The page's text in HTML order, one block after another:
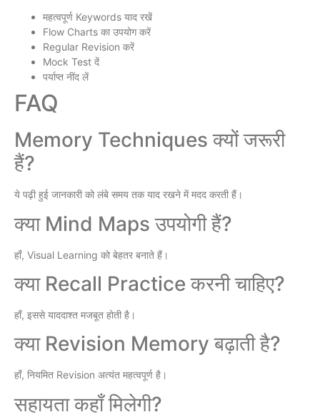
महत्वपूर्ण Keywords याद रखें
Flow Charts का उपयोग करें
Regular Revision करें
Mock Test दें
पर्याप्त नींद लें
FAQ
Memory Techniques क्यों जरूरी
हैं?
ये पढ़ी हुई जानकारी को लंबे समय तक याद रखने में मदद करती हैं।
क्या Mind Maps उपयोगी हैं?
हाँ, Visual Learning को बेहतर बनाते हैं।
क्या Recall Practice करनी चाहिए?
हाँ, इससे याददाश्त मजबूत होती है।
क्या Revision Memory बढ़ाती है?
हाँ, नियमित Revision अत्यंत महत्वपूर्ण है।
सहायता कहाँ मिलेगी?